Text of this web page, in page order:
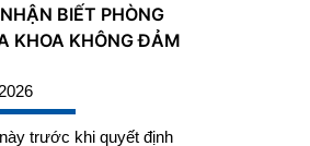
BIẾT PHÒNG
KHOA KHÔNG ĐẢM
trước khi quyết định